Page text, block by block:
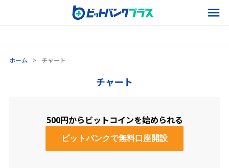
ホーム > チャート
チャート
500円からビットコインを始められる
ビットバンクで無料口座開設